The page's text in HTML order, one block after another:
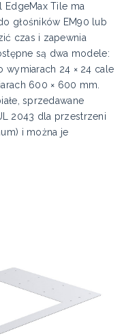
EdgeMax Tile ma
głośników EM90 lub
czas i zapewnia
są dwa modele:
wymiarach 24 × 24 cale
600 × 600 mm.
sprzedawane
2043 dla przestrzeni
i można je